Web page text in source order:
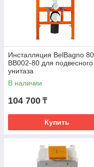
Инсталляция BelBagno 80
BB002-80 для подвесного
унитаза
В наличии
104 700 ₸
Купить